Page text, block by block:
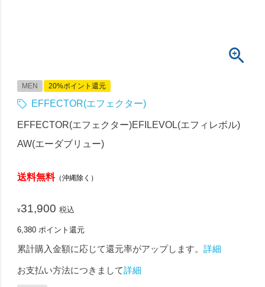
MEN 20%ポイント還元
EFFECTOR(エフェクター)
EFFECTOR(エフェクター)EFILEVOL(エフィレボル)
AW(エーダブリュー)
送料無料（沖縄除く）
¥31,900 税込
6,380 ポイント還元
累計購入金額に応じて還元率がアップします。詳細
お支払い方法につきまして詳細